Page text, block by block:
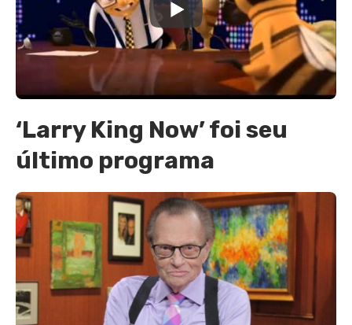
‘Larry King Now’ foi seu
último programa